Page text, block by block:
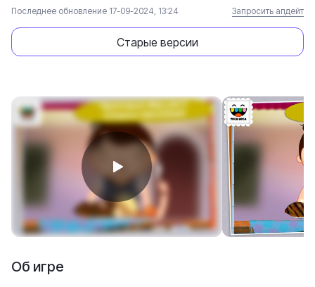
Старые версии
Последнее обновление 17-09-2024, 13:24 Запросить апдейт
Об игре